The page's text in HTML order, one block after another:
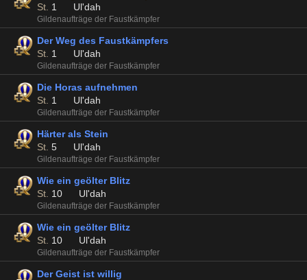
St. 1 Ul'dah
Gildenaufträge der Faustkämpfer
Der Weg des Faustkämpfers
St. 1 Ul'dah
Gildenaufträge der Faustkämpfer
Die Horas aufnehmen
St. 1 Ul'dah
Gildenaufträge der Faustkämpfer
Härter als Stein
St. 5 Ul'dah
Gildenaufträge der Faustkämpfer
Wie ein geölter Blitz
St. 10 Ul'dah
Gildenaufträge der Faustkämpfer
Wie ein geölter Blitz
St. 10 Ul'dah
Gildenaufträge der Faustkämpfer
Der Geist ist willig